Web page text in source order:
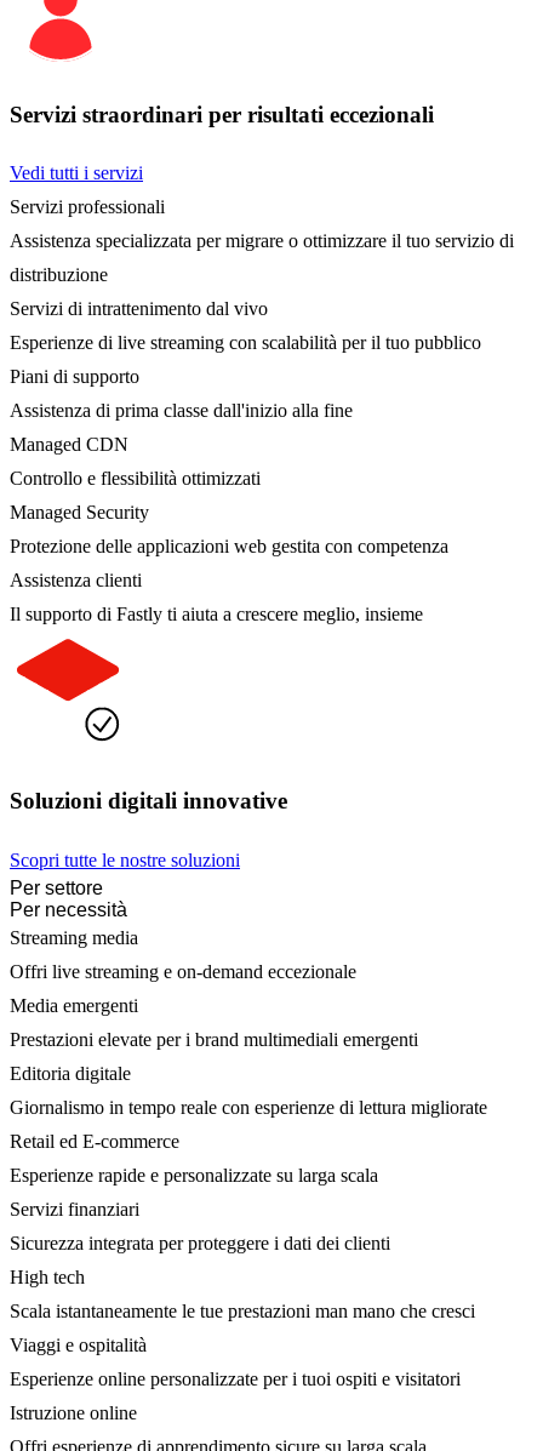
Servizi straordinari per risultati eccezionali
Vedi tutti i servizi
Servizi professionali
Assistenza specializzata per migrare o ottimizzare il tuo servizio di
distribuzione
Servizi di intrattenimento dal vivo
Esperienze di live streaming con scalabilità per il tuo pubblico
Piani di supporto
Assistenza di prima classe dall'inizio alla fine
Managed CDN
Controllo e flessibilità ottimizzati
Managed Security
Protezione delle applicazioni web gestita con competenza
Assistenza clienti
Il supporto di Fastly ti aiuta a crescere meglio, insieme
Soluzioni digitali innovative
Scopri tutte le nostre soluzioni
Per settore
Per necessità
Streaming media
Offri live streaming e on-demand eccezionale
Media emergenti
Prestazioni elevate per i brand multimediali emergenti
Editoria digitale
Giornalismo in tempo reale con esperienze di lettura migliorate
Retail ed E-commerce
Esperienze rapide e personalizzate su larga scala
Servizi finanziari
Sicurezza integrata per proteggere i dati dei clienti
High tech
Scala istantaneamente le tue prestazioni man mano che cresci
Viaggi e ospitalità
Esperienze online personalizzate per i tuoi ospiti e visitatori
Istruzione online
Offri esperienze di apprendimento sicure su larga scala